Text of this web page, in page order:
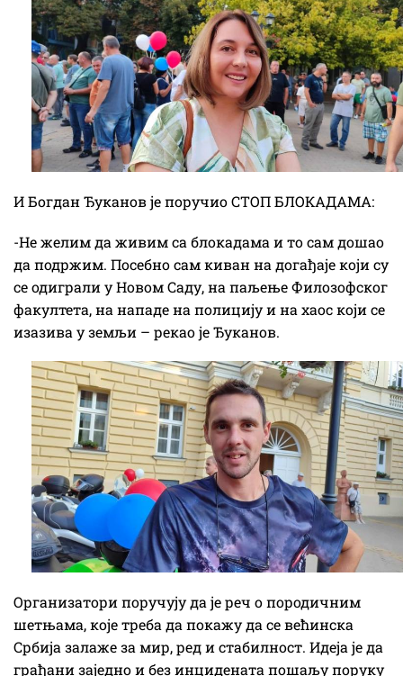
И Богдан Ђуканов је поручио СТОП БЛОКАДАМА:
-Не желим да живим са блокадама и то сам дошао
да подржим. Посебно сам киван на догађаје који су
се одиграли у Новом Саду, на паљење Филозофског
факултета, на нападе на полицију и на хаос који се
изазива у земљи – рекао је Ђуканов.
Организатори поручују да је реч о породичним
шетњама, које треба да покажу да се већинска
Србија залаже за мир, ред и стабилност. Идеја је да
грађани заједно и без инцидената пошаљу поруку